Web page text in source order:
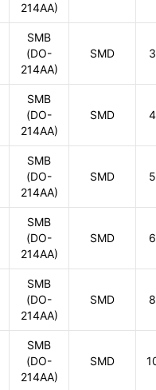
214AA)
SMB
(DO-
214AA)
SMD
SMB
(DO-
214AA)
SMD
SMB
(DO-
214AA)
SMD
SMB
(DO-
214AA)
SMD
SMB
(DO-
214AA)
SMD
SMB
(DO-
214AA)
SMD